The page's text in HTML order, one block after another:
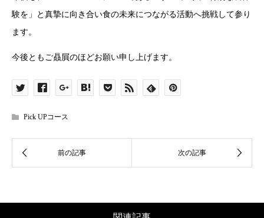
験を」と真摯に向き合い食の未来につながる活動へ挑戦して参り
ます。
今後ともご贔屓のほどお願い申し上げます。
Pick UPコース